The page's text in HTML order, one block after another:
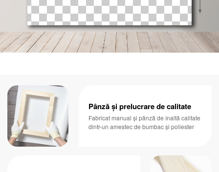
Pânză și prelucrare de calitate
Fabricat manual și pânză de înaltă calitate
dintr-un amestec de bumbac și poliester